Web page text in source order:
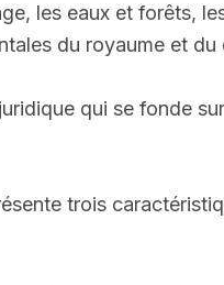
les eaux et forêts,
du royaume et
qui se fonde
trois